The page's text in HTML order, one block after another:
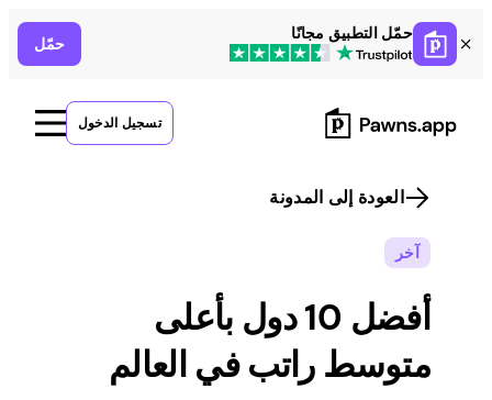
Skip
to
content
حمّل التطبيق مجانًا
حمّل
تسجيل الدخول
العودة إلى المدونة
آخر
أفضل 10 دول بأعلى
متوسط راتب في العالم